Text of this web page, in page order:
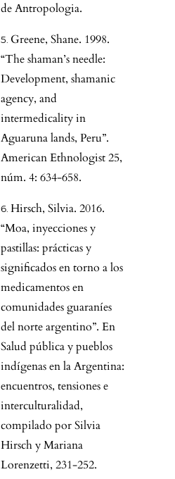
de Antropologia.
Greene, Shane. 1998.
“The shaman’s needle:
Development, shamanic
agency, and
intermedicality in
Aguaruna lands, Peru”.
American Ethnologist 25,
núm. 4: 634-658.
Hirsch, Silvia. 2016.
“Moa, inyecciones y
pastillas: prácticas y
significados en torno a los
medicamentos en
comunidades guaraníes
del norte argentino”. En
Salud pública y pueblos
indígenas en la Argentina:
encuentros, tensiones e
interculturalidad,
compilado por Silvia
Hirsch y Mariana
Lorenzetti, 231-252.